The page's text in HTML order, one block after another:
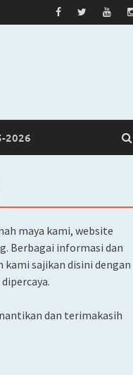
2026
maya kami, website
Berbagai informasi dan
sajikan disini dengan
dan terimakasih